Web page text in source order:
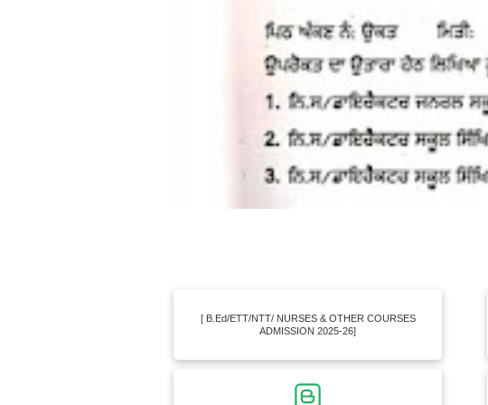
[ B.Ed/ETT/NTT/ NURSES & OTHER COURSES
ADMISSION 2025-26]